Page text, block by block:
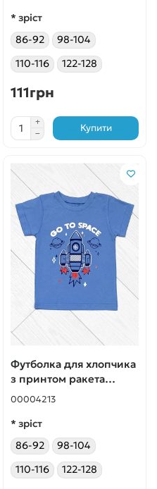
* зріст
86-92
98-104
110-116
122-128
111грн
Купити
Футболка для хлопчика
з принтом ракета
блакитна
00004213
* зріст
86-92
98-104
110-116
122-128